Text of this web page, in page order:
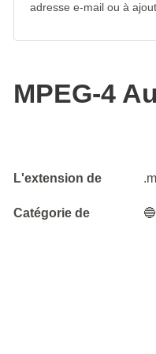
adresse e-mail ou à
MPEG-4
L'extension de
Catégorie de